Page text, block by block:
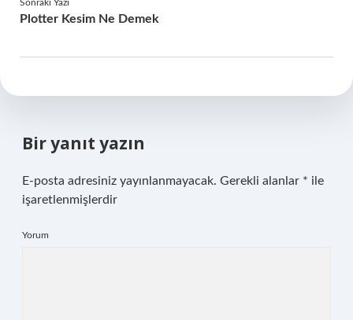
Sonraki Yazı
Plotter Kesim Ne Demek
Bir yanıt yazın
E-posta adresiniz yayınlanmayacak. Gerekli alanlar * ile
işaretlenmişlerdir
Yorum